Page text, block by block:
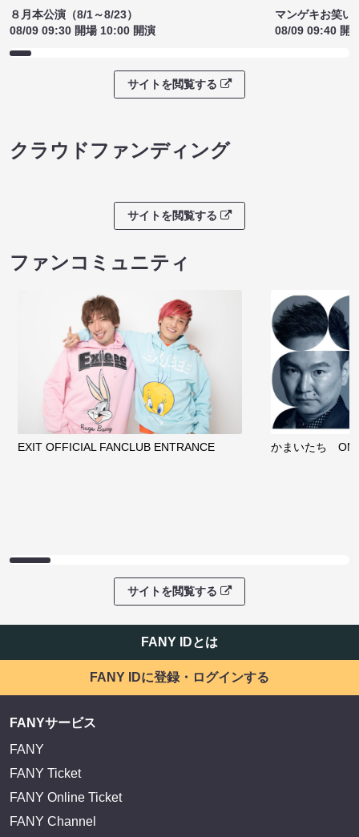
８月本公演（8/1～8/23）
08/09 09:30 開場 10:00 開演
マンゲキお笑い
08/09 09:40 開
サイトを閲覧する
クラウドファンディング
サイトを閲覧する
ファンコミュニティ
EXIT OFFICIAL FANCLUB ENTRANCE かまいたち
サイトを閲覧する
FANY IDとは
FANY IDに登録・ログインする
FANYサービス
FANY
FANY Ticket
FANY Online Ticket
FANY Channel